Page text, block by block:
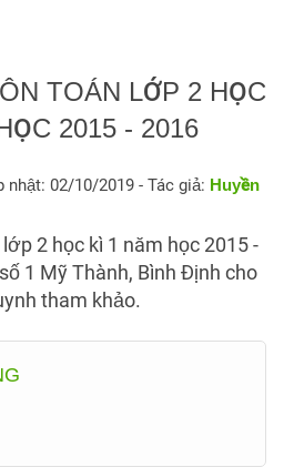
TOÁN LỚP 2 HỌC
2015 - 2016
nhật: 02/10/2019 - Tác giả: Huyền
2 học kì 1 năm học 2015 -
1 Mỹ Thành, Bình Định cho
tham khảo.